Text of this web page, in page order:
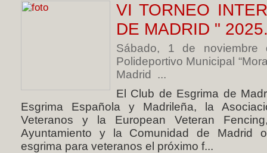
VI TORNEO
DE MADRID "
Sábado, 1 de
Polideportivo Municipal
Madrid ...
El Club de Esgrima de
Esgrima Española y Madrileña, la
Veteranos y la European Veteran
Ayuntamiento y la Comunidad de Madrid
esgrima para veteranos el próximo f...